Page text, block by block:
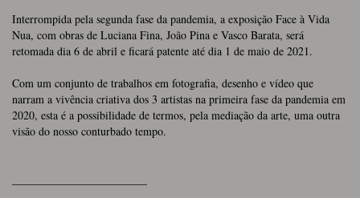
Interrompida pela segunda fase da pandemia, a exposição Face à Vida
Nua, com obras de Luciana Fina, João Pina e Vasco Barata, será
retomada dia 6 de abril e ficará patente até dia 1 de maio de 2021.
Com um conjunto de trabalhos em fotografia, desenho e vídeo que
narram a vivência criativa dos 3 artistas na primeira fase da pandemia em
2020, esta é a possibilidade de termos, pela mediação da arte, uma outra
visão do nosso conturbado tempo.